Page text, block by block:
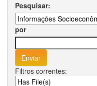
Pesquisar:
por
Filtros correntes: